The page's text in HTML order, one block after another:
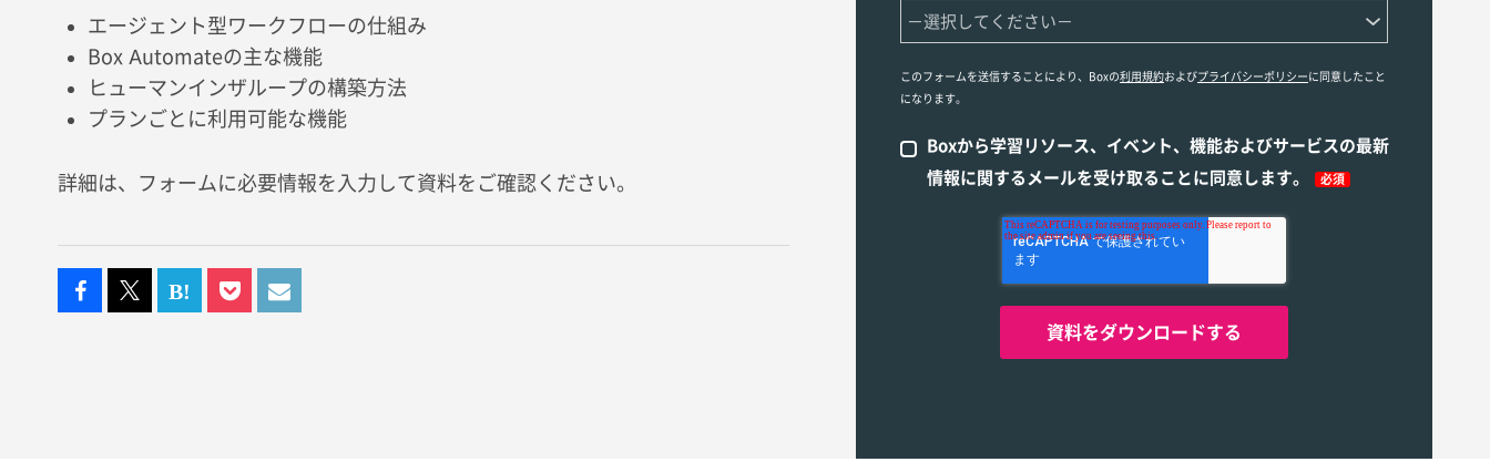
エージェント型ワークフローの仕組み
Box Automateの主な機能
ヒューマンインザループの構築方法
プランごとに利用可能な機能
詳細は、フォームに必要情報を入力して資料をご確認ください。
このフォームを送信することにより、Boxの利用規約およびプライバシーポリシーに同意したこと
になります。
Boxから学習リソース、イベント、機能およびサービスの最新
情報に関するメールを受け取ることに同意します。
必須